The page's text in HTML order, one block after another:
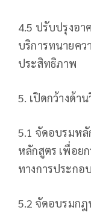
4.5 ปรับปรุงอา
บริการทนายค
ประสิทธิภาพ
5. เปิดกว้างด้า
5.1 จัดอบรมหลั
หลักสูตร เพื่อย
ทางการประก
5.2 จัดอบรมก